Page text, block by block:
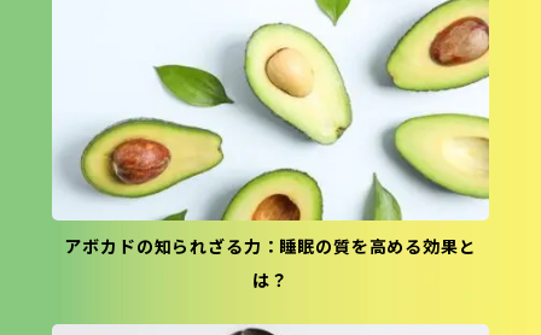
アボカドの知られざる力：睡眠の質を高める効果と
は？